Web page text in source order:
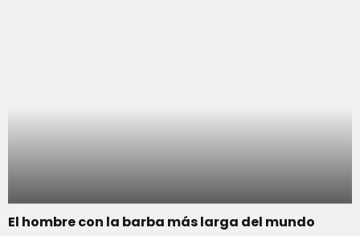
El hombre con la barba más larga del mundo